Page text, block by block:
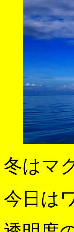
冬はマ
今日は